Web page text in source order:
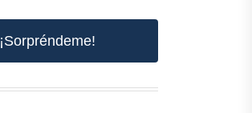
¡Sorpréndeme!